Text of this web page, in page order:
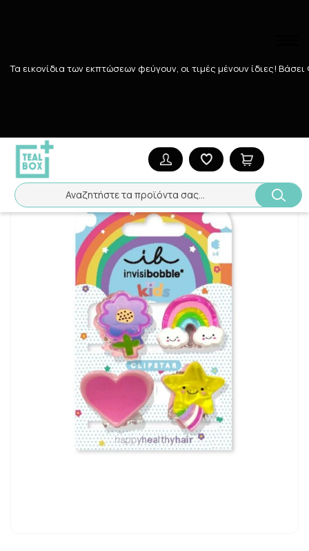
Τα εικονίδια των εκπτώσεων φεύγουν, οι τιμές μένουν ίδιες!
Αναζητήστε τα προϊόντα σας...